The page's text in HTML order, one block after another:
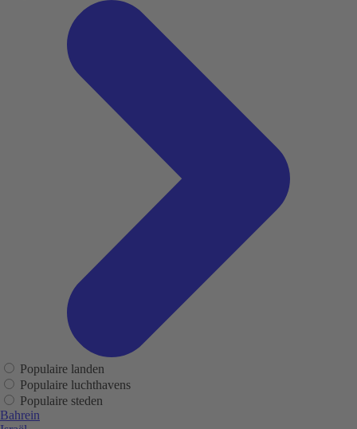
Populaire landen
Populaire luchthavens
Populaire steden
Bahrein